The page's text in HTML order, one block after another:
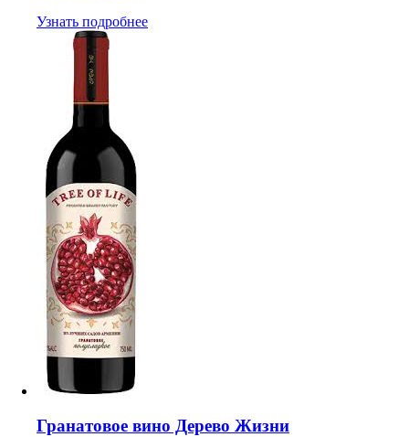
Узнать подробнее
Гранатовое вино Дерево Жизни